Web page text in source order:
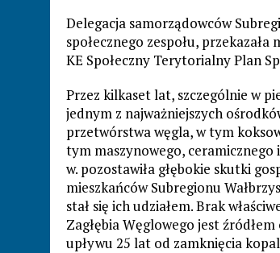
Delegacja samorządowców
społecznego zespołu,
KE Społeczny Terytorialny Plan
Przez kilkaset lat, szczególnie w
jednym z najważniejszych
przetwórstwa węgla, w tym
tym maszynowego, ceramicznego
w. pozostawiła głębokie skutki
mieszkańców Subregionu
stał się ich udziałem. Brak
Zagłębia Węglowego jest
upływu 25 lat od zamknięcia